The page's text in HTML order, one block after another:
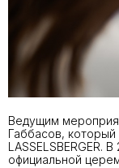
Ведущим
Габбасов,
LASSELSBERGER.
официальной